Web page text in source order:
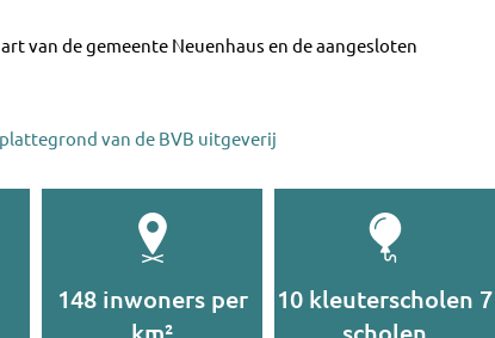
van de gemeente Neuenhaus en de aangesloten
van de BVB uitgeverij
148 inwoners per
10 kleuterscholen 7